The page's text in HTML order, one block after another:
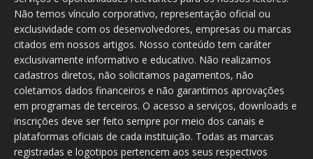
Não temos vínculo corporativo, representação oficial ou
exclusividade com os desenvolvedores, empresas ou marcas
citados em nossos artigos. Nosso conteúdo tem caráter
exclusivamente informativo e educativo. Não realizamos
cadastros diretos, não solicitamos pagamentos, não
coletamos dados financeiros e não garantimos aprovações
em programas de terceiros. O acesso a serviços, downloads e
inscrições deve ser feito sempre por meio dos canais e
plataformas oficiais de cada instituição. Todas as marcas
registradas e logotipos pertencem aos seus respectivos